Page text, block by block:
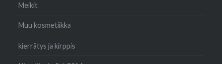
Meikit
Muu kosmetiikka
kierrätys ja kirppis